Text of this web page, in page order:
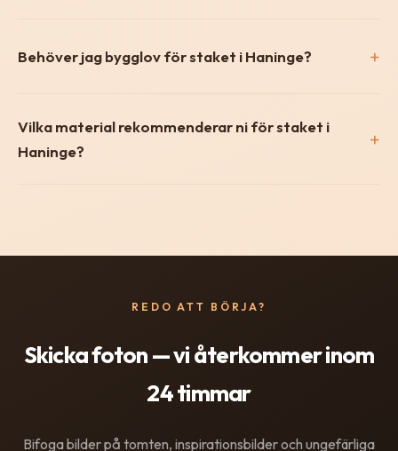
Behöver jag bygglov för staket i Haninge?
Vilka material rekommenderar ni för staket i
Haninge?
REDO ATT BÖRJA?
Skicka foton — vi återkommer inom
24 timmar
Bifoga bilder på tomten, inspirationsbilder och ungefärliga